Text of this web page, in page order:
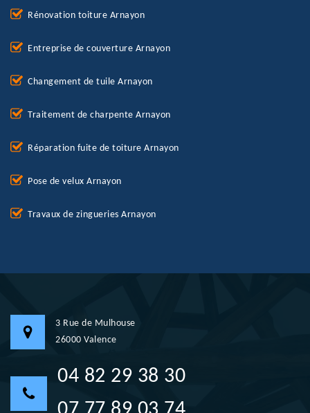
Rénovation toiture Arnayon
Entreprise de couverture Arnayon
Changement de tuile Arnayon
Traitement de charpente Arnayon
Réparation fuite de toiture Arnayon
Pose de velux Arnayon
Travaux de zingueries Arnayon
3 Rue de Mulhouse
26000 Valence
04 82 29 38 30